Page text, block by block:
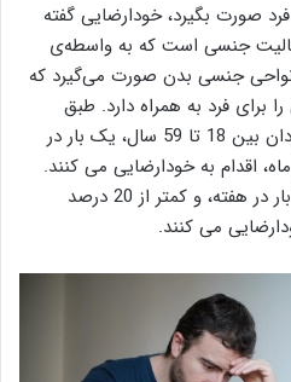
صورت بگیرد، خودارضایی گفته
جنسی است که به واسطه‌ی
جنسی بدن صورت می‌گیرد که
فرد به همراه دارد. طبق
آخرین مطالعات، 25 درصد از مردان بین 18 تا 59 سال، یک بار در
اقدام به خودارضایی می کنند.
حدود 20 درصد از مردان 2 تا 3 بار در هفته، و کمتر از 20 درصد